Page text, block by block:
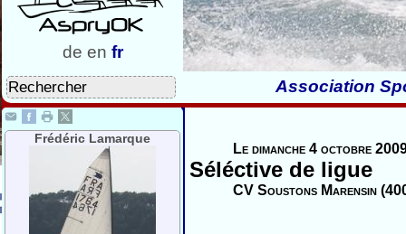
de en fr
Association
Frédéric Lamarque
Le dimanche 4 octobre
Séléctive de ligue
CV Soustons Marensin